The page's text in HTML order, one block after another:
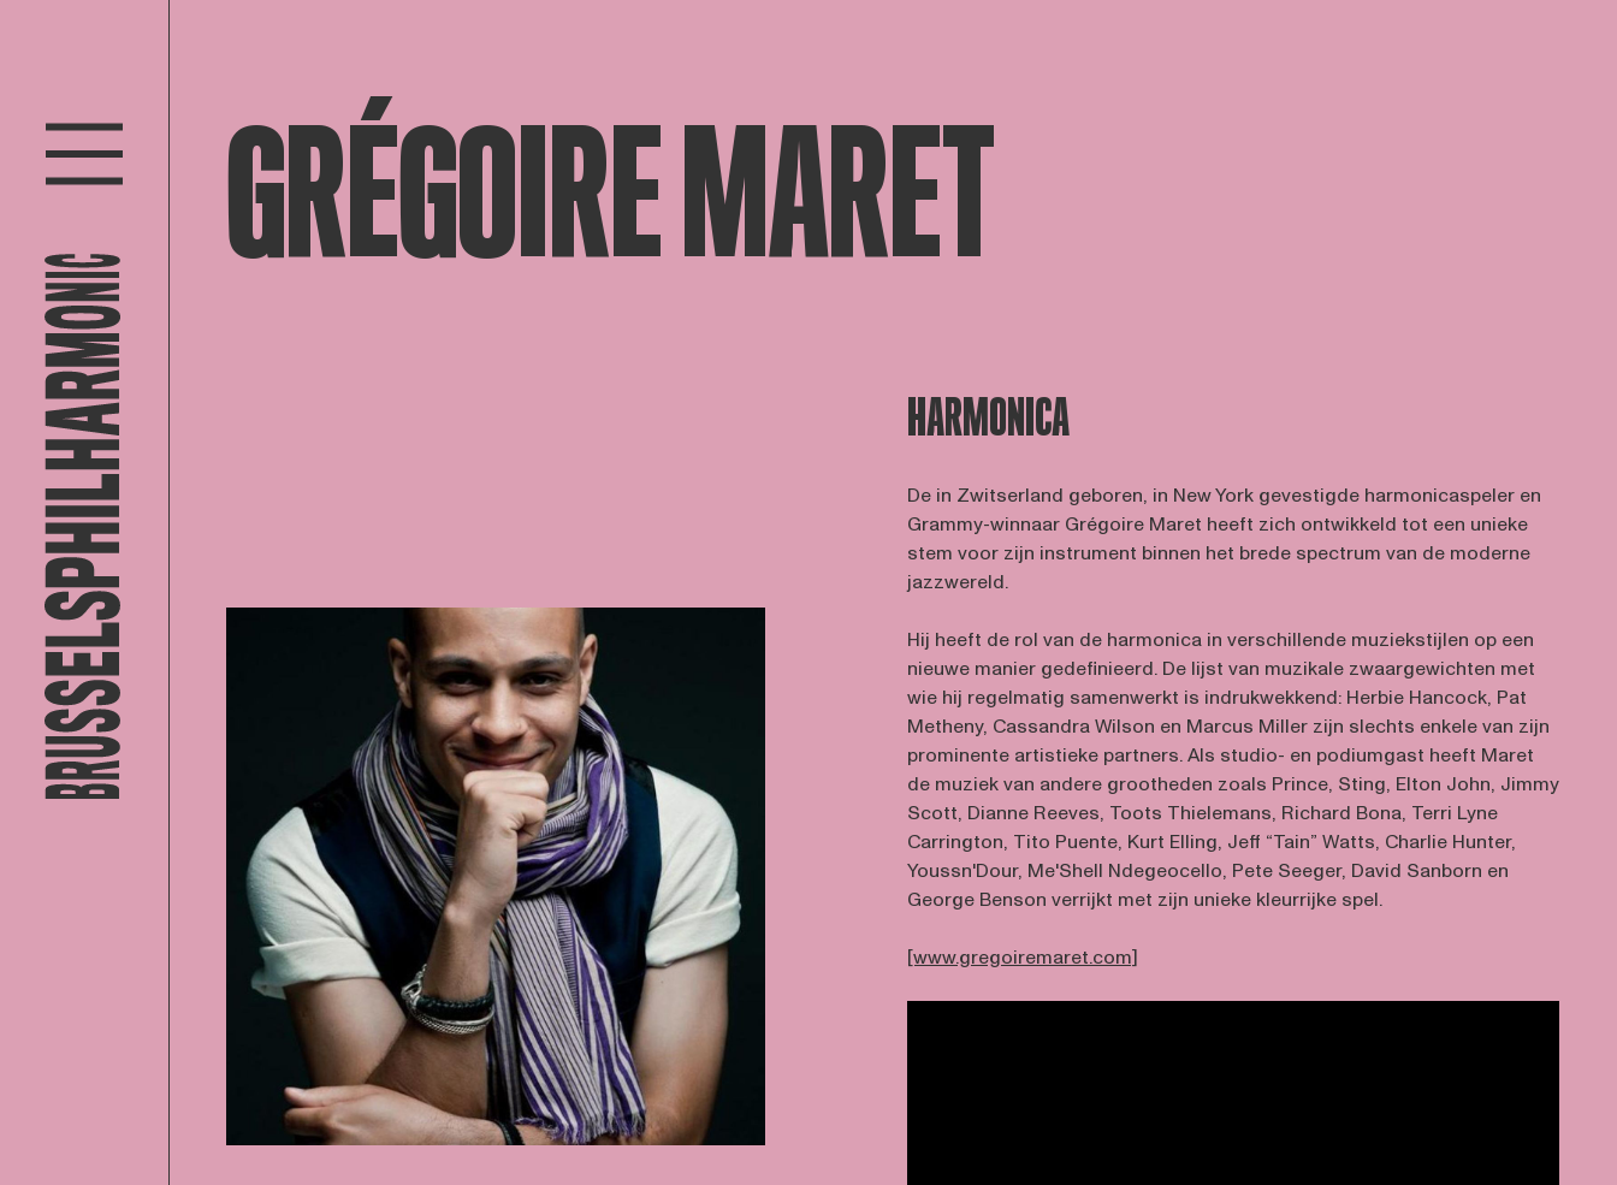
GRÉGOIRE MARET
HARMONICA
De in Zwitserland geboren, in New York gevestigde harmonicaspeler en
Grammy-winnaar Grégoire Maret heeft zich ontwikkeld tot een unieke
stem voor zijn instrument binnen het brede spectrum van de moderne
jazzwereld.
Hij heeft de rol van de harmonica in verschillende muziekstijlen op een
nieuwe manier gedefinieerd. De lijst van muzikale zwaargewichten met
wie hij regelmatig samenwerkt is indrukwekkend: Herbie Hancock, Pat
Metheny, Cassandra Wilson en Marcus Miller zijn slechts enkele van zijn
prominente artistieke partners. Als studio- en podiumgast heeft Maret
de muziek van andere grootheden zoals Prince, Sting, Elton John, Jimmy
Scott, Dianne Reeves, Toots Thielemans, Richard Bona, Terri Lyne
Carrington, Tito Puente, Kurt Elling, Jeff “Tain” Watts, Charlie Hunter,
Youssn'Dour, Me'Shell Ndegeocello, Pete Seeger, David Sanborn en
George Benson verrijkt met zijn unieke kleurrijke spel.
[www.gregoiremaret.com]